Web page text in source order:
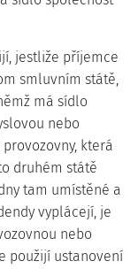
jestliže příjemce
smluvním státě,
má sídlo
nebo
která
druhém státě
tam umístěné a
vyplácejí, je
nebo
použijí ustanovení